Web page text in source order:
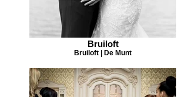
Bruiloft
Bruiloft | De Munt